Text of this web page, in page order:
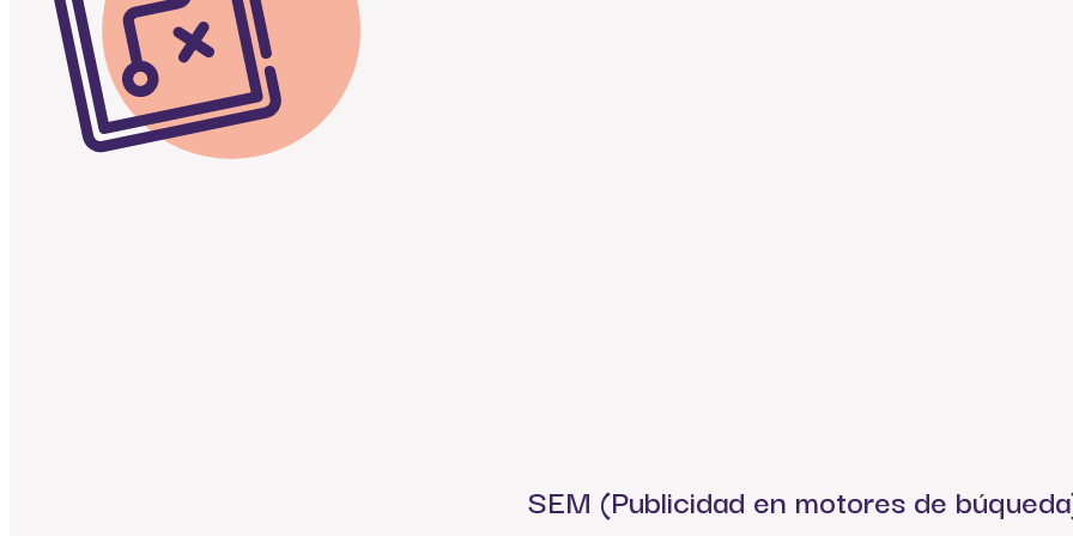
SEM (Publicidad en motores de